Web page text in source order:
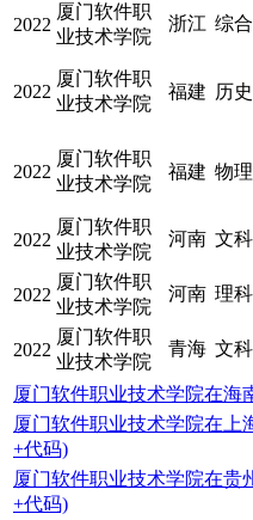
2022
厦门软件职
业技术学院
浙江 综合
2022
厦门软件职
业技术学院
福建 历史
2022
厦门软件职
业技术学院
福建 物理
2022
厦门软件职
业技术学院
河南 文科
2022
厦门软件职
业技术学院
河南 理科
2022
厦门软件职
业技术学院
青海 文科
厦门软件职业技术学院在海
厦门软件职业技术学院在上
+代码)
厦门软件职业技术学院在贵
+代码)